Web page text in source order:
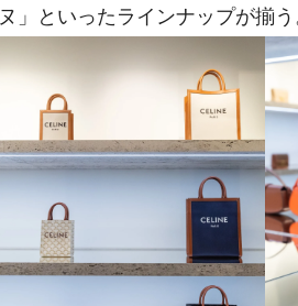
ヌ」といったラインナップが揃う